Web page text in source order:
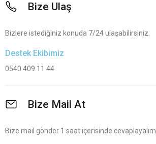
Bize Ulaş
Bizlere istediğiniz konuda 7/24 ulaşabilirsiniz.
Destek Ekibimiz
0540 409 11 44
Bize Mail At
Bize mail gönder 1 saat içerisinde cevaplayalım.